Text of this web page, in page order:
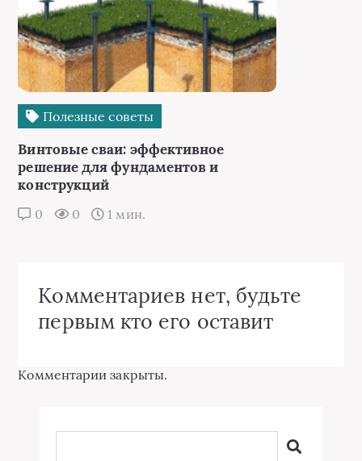
Полезные советы
Винтовые сваи: эффективное
решение для фундаментов и
конструкций
0 0 1 мин.
Комментариев нет, будьте
первым кто его оставит
Комментарии закрыты.